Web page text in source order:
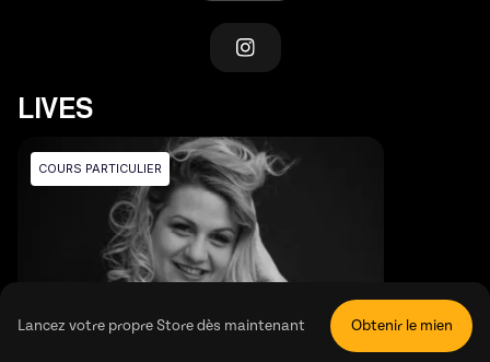
LIVES
COURS PARTICULIER
Lancez votre propre Store dès maintenant Obtenir le mien